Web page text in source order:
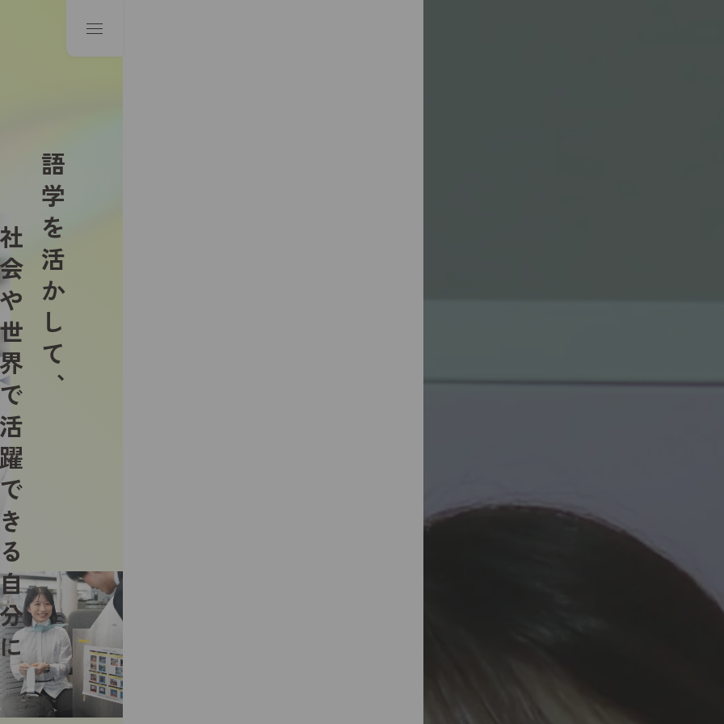
語学を活かして、
きる自分に